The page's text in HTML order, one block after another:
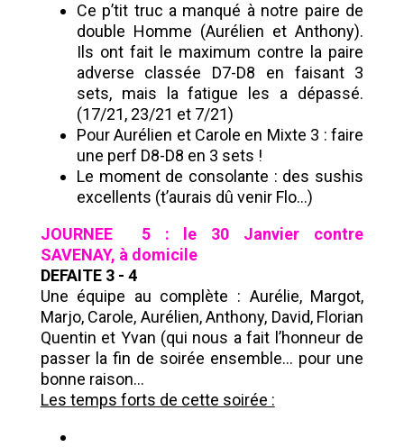
Ce p’tit truc a manqué à notre paire de
double Homme (Aurélien et Anthony).
Ils ont fait le maximum contre la paire
adverse classée D7-D8 en faisant 3
sets, mais la fatigue les a dépassé.
(17/21, 23/21 et 7/21)
Pour Aurélien et Carole en Mixte 3 : faire
une perf D8-D8 en 3 sets !
Le moment de consolante : des sushis
excellents (t’aurais dû venir Flo…)
JOURNEE 5 : le 30 Janvier contre
SAVENAY, à domicile
DEFAITE 3 - 4
Une équipe au complète : Aurélie, Margot,
Marjo, Carole, Aurélien, Anthony, David, Florian
Quentin et Yvan (qui nous a fait l’honneur de
passer la fin de soirée ensemble... pour une
bonne raison…
Les temps forts de cette soirée :